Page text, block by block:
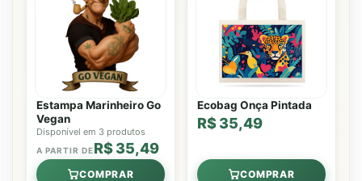
Estampa Marinheiro Go
Vegan
Disponível em 3 produtos
A PARTIR DER$ 35,49
COMPRAR
Ecobag Onça Pintada
R$ 35,49
COMPRAR